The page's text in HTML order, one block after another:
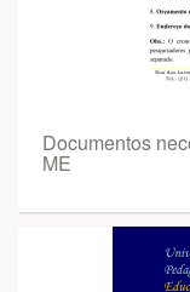
Documentos
ME